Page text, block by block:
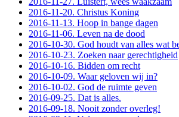
2016-11-20. Christus Koning
2016-11-13. Hoop in bange dagen
2016-11-06. Leven na de dood
2016-10-30. God houdt van alles wat
2016-10-23. Zoeken naar gerechtigheid
2016-10-16. Bidden om recht
2016-10-09. Waar geloven wij in?
2016-10-02. God de ruimte geven
2016-09-25. Dat is alles.
2016-09-18. Nooit zonder overleg!